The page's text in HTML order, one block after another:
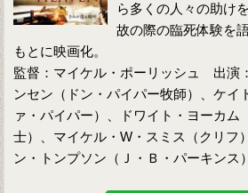
ら多くの人々の助け
故の際の臨死体験を
もとに映画化。
監督：マイケル・ポーリッシュ 出演
ンセン（ドン・パイパー牧師）、ケイ
ァ・パイパー）、ドワイト・ヨーカム
士）、マイケル・W・スミス（クリフ
ン・トンプソン（Ｊ・Ｂ・パーキンス